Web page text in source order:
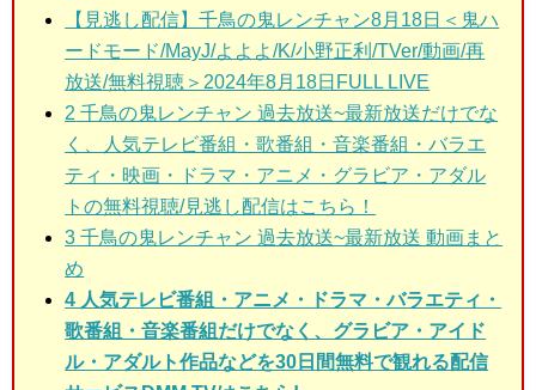
【見逃し配信】千鳥の鬼レンチャン8月18日＜鬼ハ
ードモード/MayJ/よよよ/K/小野正利/TVer/動画/再
放送/無料視聴＞2024年8月18日FULL LIVE
2 千鳥の鬼レンチャン 過去放送~最新放送だけでな
く、人気テレビ番組・歌番組・音楽番組・バラエ
ティ・映画・ドラマ・アニメ・グラビア・アダル
トの無料視聴/見逃し配信はこちら！
3 千鳥の鬼レンチャン 過去放送~最新放送 動画まと
め
4 人気テレビ番組・アニメ・ドラマ・バラエティ・
歌番組・音楽番組だけでなく、グラビア・アイド
ル・アダルト作品などを30日間無料で観れる配信